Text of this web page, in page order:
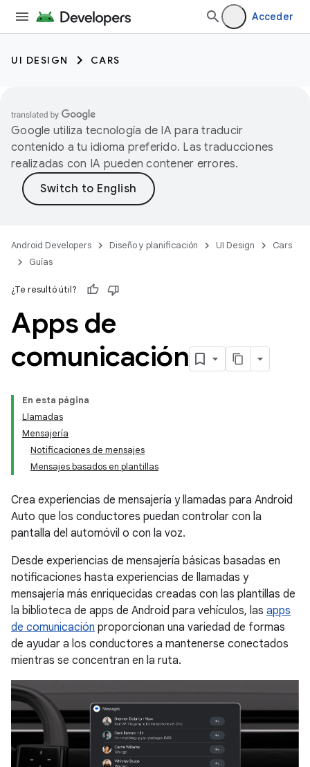
Acceder
UI DESIGN CARS
Google utiliza tecnología de IA para traducir
contenido a tu idioma preferido. Las traducciones
realizadas con IA pueden contener errores.
Android Developers Diseño y planificación UI Design
Cars
Guías
¿Te resultó útil?
Apps de
comunicación
En esta página
Llamadas
Mensajería
Notificaciones de mensajes
Mensajes basados en plantillas
Crea experiencias de mensajería y llamadas para Android
Auto que los conductores puedan controlar con la
pantalla del automóvil o con la voz.
Desde experiencias de mensajería básicas basadas en
notificaciones hasta experiencias de llamadas y
mensajería más enriquecidas creadas con las plantillas de
la biblioteca de apps de Android para vehículos, las apps
de comunicación proporcionan una variedad de formas
de ayudar a los conductores a mantenerse conectados
mientras se concentran en la ruta.